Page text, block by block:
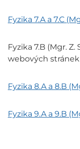
Fyzika 7.A a 7.C
Fyzika 7.B (Mgr.
webových stránek
Fyzika 8.A a 8.B
Fyzika 9.A a 9.B